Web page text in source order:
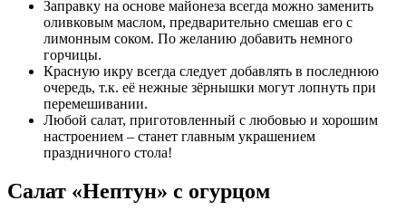
Заправку на основе майонеза всегда можно заменить
оливковым маслом, предварительно смешав его с
лимонным соком. По желанию добавить немного
горчицы.
Красную икру всегда следует добавлять в последнюю
очередь, т.к. её нежные зёрнышки могут лопнуть при
перемешивании.
Любой салат, приготовленный с любовью и хорошим
настроением – станет главным украшением
праздничного стола!
Салат «Нептун» с огурцом